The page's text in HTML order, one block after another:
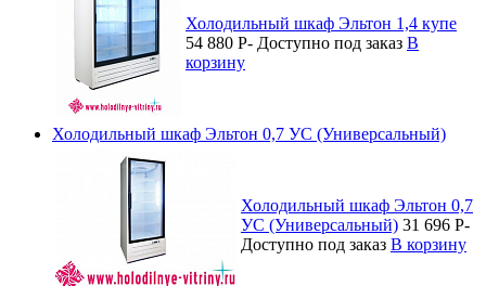
Холодильный шкаф Эльтон 1,4 купе
54 880 P- Доступно под заказ В
корзину
Холодильный шкаф Эльтон 0,7 УC (Универсальный)
Холодильный шкаф Эльтон 0,7
УC (Универсальный) 31 696 P-
Доступно под заказ В корзину